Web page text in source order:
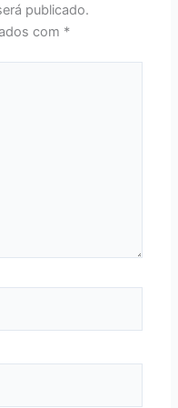
publicado.
com *